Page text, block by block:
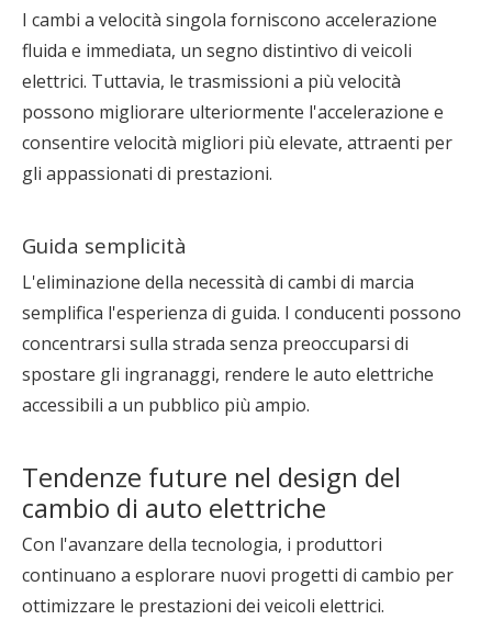
I cambi a velocità singola forniscono accelerazione
fluida e immediata, un segno distintivo di veicoli
elettrici. Tuttavia, le trasmissioni a più velocità
possono migliorare ulteriormente l'accelerazione e
consentire velocità migliori più elevate, attraenti per
gli appassionati di prestazioni.
Guida semplicità
L'eliminazione della necessità di cambi di marcia
semplifica l'esperienza di guida. I conducenti possono
concentrarsi sulla strada senza preoccuparsi di
spostare gli ingranaggi, rendere le auto elettriche
accessibili a un pubblico più ampio.
Tendenze future nel design del
cambio di auto elettriche
Con l'avanzare della tecnologia, i produttori
continuano a esplorare nuovi progetti di cambio per
ottimizzare le prestazioni dei veicoli elettrici.